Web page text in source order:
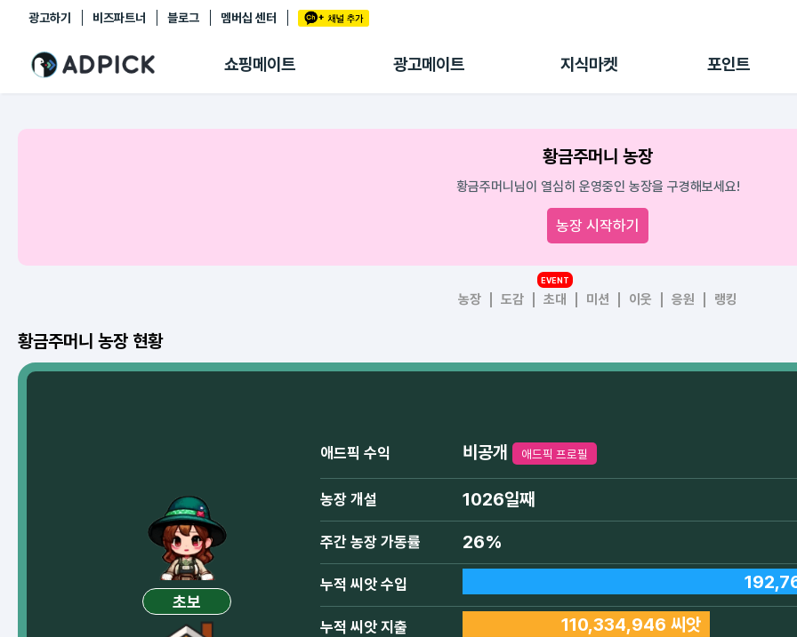
광고하기 비즈파트너 블로그 멤버십 센터
쇼핑메이트 광고메이트 지식마켓 포인트
추천상품
쇼핑 에이전트
링크관리
광고리포트
출석 룰렛
후원
황금주머니 농장
황금주머니님이 열심히 운영중인 농장을 구경해보세요!
농장 시작하기
농장 도감 초대
EVENT
미션 이웃 응원 랭킹
황금주머니 농장 현황
초보
애드픽 수익 비공개 애드픽 프로필
농장 개설 1026일째
주간 농장 가동률 26%
누적 씨앗 수입
누적 씨앗 지출 110,334,946 씨앗